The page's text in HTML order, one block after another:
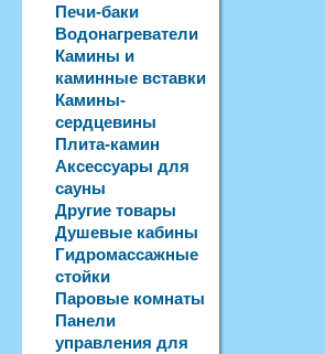
Печи-баки
Водонагреватели
Камины и
каминные вставки
Камины-
сердцевины
Плита-камин
Аксессуары для
сауны
Другие товары
Душевые кабины
Гидромассажные
стойки
Паровые комнаты
Панели
управления для